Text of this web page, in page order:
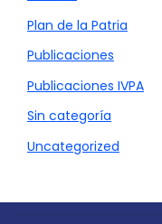
Plan de la Patria
Publicaciones
Publicaciones IVPA
Sin categoría
Uncategorized